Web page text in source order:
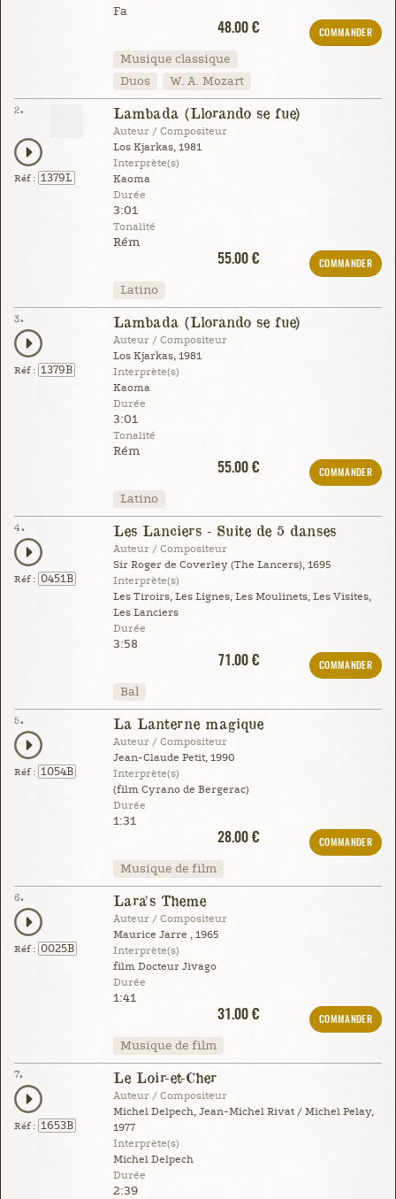
Fa
48.00 €
COMMANDER
Musique classique
Duos
W. A. Mozart
2.
Réf : 1379L
Lambada (Llorando se fue)
Auteur / Compositeur
Los Kjarkas, 1981
Interprète(s)
Kaoma
Durée
3:01
Tonalité
Rém
55.00 €
COMMANDER
Latino
3.
Réf : 1379B
Lambada (Llorando se fue)
Auteur / Compositeur
Los Kjarkas, 1981
Interprète(s)
Kaoma
Durée
3:01
Tonalité
Rém
55.00 €
COMMANDER
Latino
4.
Réf : 0451B
Les Lanciers - Suite de 5 danses
Auteur / Compositeur
Sir Roger de Coverley (The Lancers), 1695
Interprète(s)
Les Tiroirs, Les Lignes, Les Moulinets, Les Visites,
Les Lanciers
Durée
3:58
71.00 €
COMMANDER
Bal
5.
Réf : 1054B
La Lanterne magique
Auteur / Compositeur
Jean-Claude Petit, 1990
Interprète(s)
(film Cyrano de Bergerac)
Durée
1:31
28.00 €
COMMANDER
Musique de film
6.
Réf : 0025B
Lara's Theme
Auteur / Compositeur
Maurice Jarre , 1965
Interprète(s)
film Docteur Jivago
Durée
1:41
31.00 €
COMMANDER
Musique de film
7.
Réf : 1653B
Le Loir-et-Cher
Auteur / Compositeur
Michel Delpech, Jean-Michel Rivat / Michel Pelay,
1977
Interprète(s)
Michel Delpech
Durée
2:39